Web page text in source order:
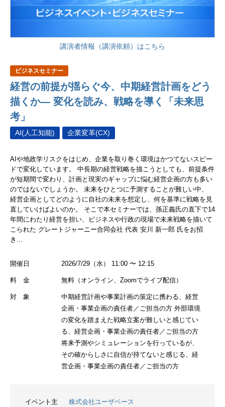
講演者情報（講演依頼）はこちら
ビジネスセミナー
経営の前提が揺らぐ今、中期経営計画をどう
描くか― 変化を読み、戦略を導く「未来思
考」
AI(人工知能) 企業変革(CX)
AIや地政学リスクをはじめ、企業を取り巻く環境はかつてないスピー
ドで変化しています。 中長期の経営戦略を描こうとしても、前提条件
が短期間で変わり、計画と現実のギャップに悩む経営企画の方も多い
のではないでしょうか。 未来をひとつに予測することが難しい中、
経営企画としてどのように自社の未来を想定し、何を基準に戦略を見
直していけばよいのか。 そこで本セミナーでは、孫正義氏の直下で14
年間にわたり経営を担い、ビジネスや行政の現場で未来戦略を描いて
こられた グレートジャーニー合同会社 代表 安川 新一郎 氏をお招
き...
開催日 2026/7/29（水） 11:00 〜 12:15
料 金 無料（オンライン、Zoomでライブ配信）
対 象
中期経営計画や事業計画の策定に携わる、経営
企画・事業企画の責任者／ご担当の方 外部環境
の変化を踏まえた戦略立案が難しいと感じてい
る、経営企画・事業企画の責任者／ご担当の方
将来予測やシミュレーションを行っているが、
その確からしさに自信が持てないと感じる、経
営企画・事業企画の責任者／ご担当の方
イベント主
株式会社ユーザベース